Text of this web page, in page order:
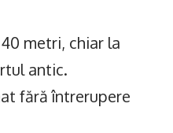
metri, chiar la
antic.
fără întrerupere